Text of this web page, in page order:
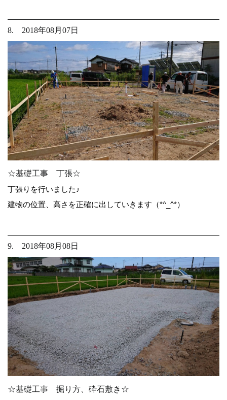
8. 2018年08月07日
☆基礎工事 丁張☆
丁張りを行いました♪
建物の位置、高さを正確に出していきます（*^_^*）
9. 2018年08月08日
☆基礎工事 掘り方、砕石敷き☆